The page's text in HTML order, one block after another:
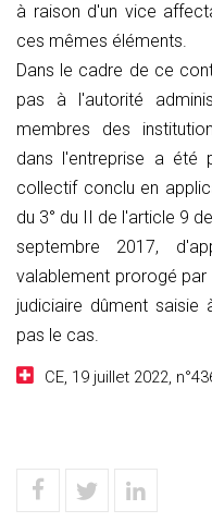
à raison d'un vice
ces mêmes éléments.
Dans le cadre de ce
pas à l'autorité
membres des
dans l'entreprise a été
collectif conclu en
du 3° du II de l'article 9
septembre 2017,
valablement prorogé
judiciaire dûment
pas le cas.
CE, 19 juillet 2022,